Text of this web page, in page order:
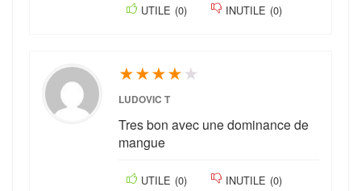
UTILE (0) INUTILE (0)
★★★★★
LUDOVIC T
Tres bon avec une dominance de
mangue
UTILE (0) INUTILE (0)